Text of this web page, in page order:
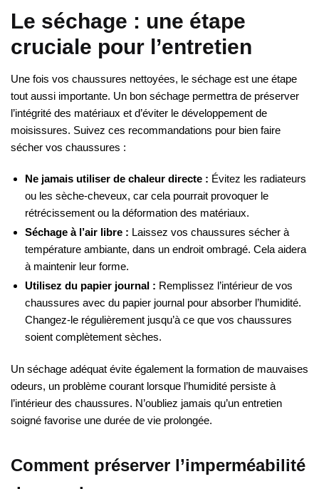
Le séchage : une étape
cruciale pour l’entretien
Une fois vos chaussures nettoyées, le séchage est une étape
tout aussi importante. Un bon séchage permettra de préserver
l’intégrité des matériaux et d’éviter le développement de
moisissures. Suivez ces recommandations pour bien faire
sécher vos chaussures :
Ne jamais utiliser de chaleur directe : Évitez les radiateurs
ou les sèche-cheveux, car cela pourrait provoquer le
rétrécissement ou la déformation des matériaux.
Séchage à l’air libre : Laissez vos chaussures sécher à
température ambiante, dans un endroit ombragé. Cela aidera
à maintenir leur forme.
Utilisez du papier journal : Remplissez l’intérieur de vos
chaussures avec du papier journal pour absorber l’humidité.
Changez-le régulièrement jusqu’à ce que vos chaussures
soient complètement sèches.
Un séchage adéquat évite également la formation de mauvaises
odeurs, un problème courant lorsque l’humidité persiste à
l’intérieur des chaussures. N’oubliez jamais qu’un entretien
soigné favorise une durée de vie prolongée.
Comment préserver l’imperméabilité